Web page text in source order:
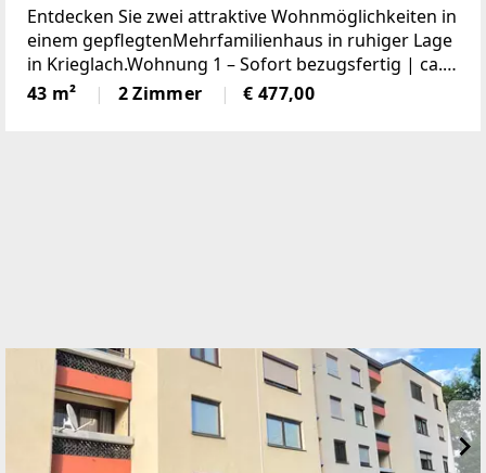
Entdecken Sie zwei attraktive Wohnmöglichkeiten in
einem gepflegtenMehrfamilienhaus in ruhiger Lage
in Krieglach.Wohnung 1 – Sofort bezugsfertig | ca.
480 € BruttoFrisch und wie neu: Diese 43 m² große
Wohnung wurde komplett saniert. NeueKüche,
43 m² 2 Zimmer € 477,00